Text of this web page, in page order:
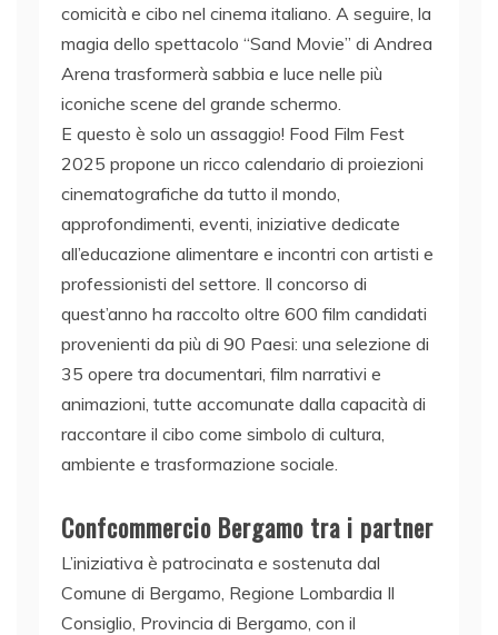
comicità e cibo nel cinema italiano. A seguire, la
magia dello spettacolo “Sand Movie” di Andrea
Arena trasformerà sabbia e luce nelle più
iconiche scene del grande schermo.
E questo è solo un assaggio! Food Film Fest
2025 propone un ricco calendario di proiezioni
cinematografiche da tutto il mondo,
approfondimenti, eventi, iniziative dedicate
all’educazione alimentare e incontri con artisti e
professionisti del settore. Il concorso di
quest’anno ha raccolto oltre 600 film candidati
provenienti da più di 90 Paesi: una selezione di
35 opere tra documentari, film narrativi e
animazioni, tutte accomunate dalla capacità di
raccontare il cibo come simbolo di cultura,
ambiente e trasformazione sociale.
Confcommercio Bergamo tra i partner
L’iniziativa è patrocinata e sostenuta dal
Comune di Bergamo, Regione Lombardia Il
Consiglio, Provincia di Bergamo, con il